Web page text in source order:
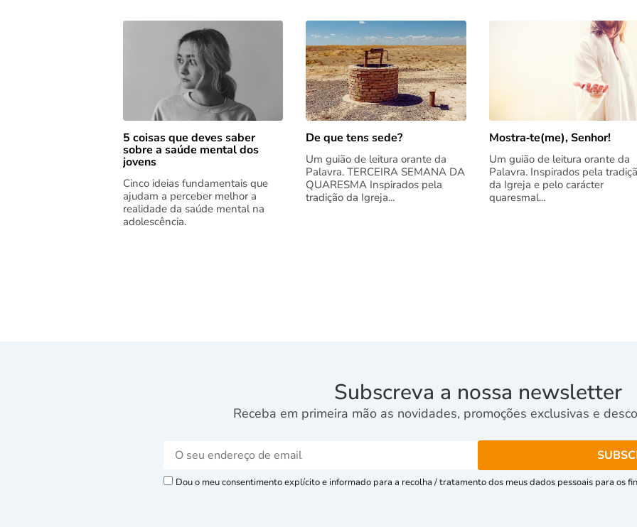
5 coisas que deves saber
sobre a saúde mental dos
jovens
Cinco ideias fundamentais que
ajudam a perceber melhor a
realidade da saúde mental na
adolescência.
De que tens sede?
Um guião de leitura orante da
Palavra. TERCEIRA SEMANA DA
QUARESMA Inspirados pela
tradição da Igreja...
Mostra‑te(me), Senhor!
Um guião de leitura orante da
Palavra. Inspirados pela
da Igreja e pelo carácter
quaresmal...
Subscreva a nossa newsletter
Receba em primeira mão as novidades, promoções exclusivas e
Dou o meu consentimento explícito e informado para a recolha / tratamento dos meus dados pessoais para os